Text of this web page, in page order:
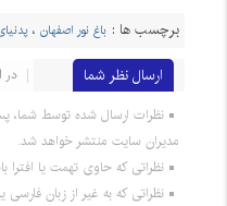
برچسب ها : باغ نور اصفهان ،
ارسال نظر شما
در
نظرات ارسال شده توسط شما،
مدیران سایت منتشر خواهد شد.
نظراتی که حاوی تهمت یا افترا
نظراتی که به غیر از زبان فارسی